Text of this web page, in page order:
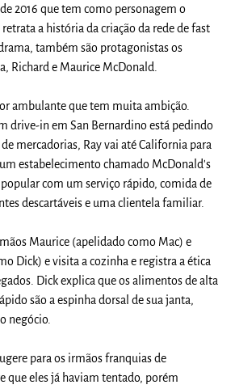
2016 que tem como personagem o
a história da criação da rede de fast
também são protagonistas os
Richard e Maurice McDonald.
ambulante que tem muita ambição.
drive-in em San Bernardino está pedindo
mercadorias, Ray vai até California para
estabelecimento chamado McDonald's
com um serviço rápido, comida de
descartáveis e uma clientela familiar.
Maurice (apelidado como Mac) e
Dick) e visita a cozinha e registra a ética
Dick explica que os alimentos de alta
são a espinha dorsal de sua janta,
negócio.
para os irmãos franquias de
que eles já haviam tentado, porém